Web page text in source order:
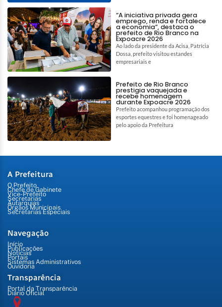
“A iniciativa privada gera
emprego, renda e fortalece
a economia”, destaca o
prefeito de Rio Branco na
Expoacre 2026
Ao lado da presidente da Acisa, Patrícia
Dossa, prefeito visitou estandes
empresariais e
Prefeito de Rio Branco
prestigia vaquejada e
recebe homenagem
durante Expoacre 2026
Prefeito acompanhou programação dos
esportes equestres e foi homenageado
pelo apoio da Prefeitura
A Prefeitura
O Prefeito
Chefe de Gabinete
Vice-Prefeito
Secretarias
Autarquias
Órgãos Municipais
Secretarias Especiais
Navegação
Início
Publicações
Notícias
Portais
Sistemas Administrativos
Ouvidoria
Transparência
Portal da Transparência
Diário Oficial